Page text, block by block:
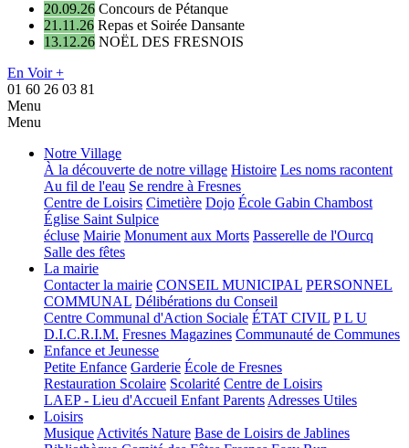
20.09.26 Concours de Pétanque
21.11.26 Repas et Soirée Dansante
13.12.26 NOËL DES FRESNOIS
En Voir +
01 60 26 03 81
Menu
Menu
Notre Village
À la découverte de notre village Histoire Les noms racontent
Au fil de l'eau Se rendre à Fresnes
Centre de Loisirs Cimetière Dojo École Gabin Chambost
Église Saint Sulpice
écluse Mairie Monument aux Morts Passerelle de l'Ourcq
Salle des fêtes
La mairie
Contacter la mairie CONSEIL MUNICIPAL PERSONNEL
COMMUNAL Délibérations du Conseil
Centre Communal d'Action Sociale ÉTAT CIVIL P L U
D.I.C.R.I.M. Fresnes Magazines Communauté de Communes
Enfance et Jeunesse
Petite Enfance Garderie École de Fresnes
Restauration Scolaire Scolarité Centre de Loisirs
LAEP - Lieu d'Accueil Enfant ParentsAdresses Utiles
Loisirs
MusiqueActivités Nature Base de Loisirs de Jablines